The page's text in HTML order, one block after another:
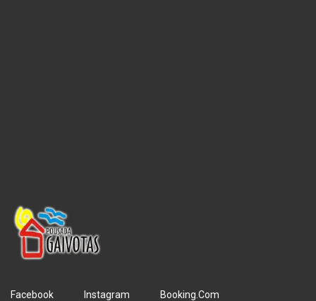
Facebook Instagram
Booking.Com